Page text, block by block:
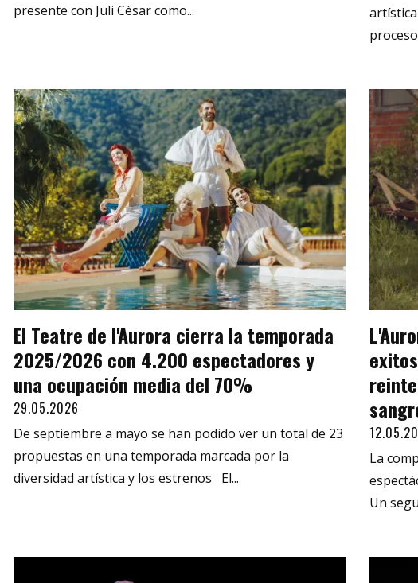
presente con Juli Cèsar como...
El Teatre de l'Aurora cierra la temporada
2025/2026 con 4.200 espectadores y
una ocupación media del 70%
29.05.2026
De septiembre a mayo se han podido ver un total de 23
propuestas en una temporada marcada por la
diversidad artística y los estrenos El...
La
Un